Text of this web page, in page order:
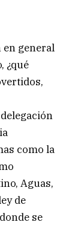
en general
¿qué
como la
Aguas,
de
se